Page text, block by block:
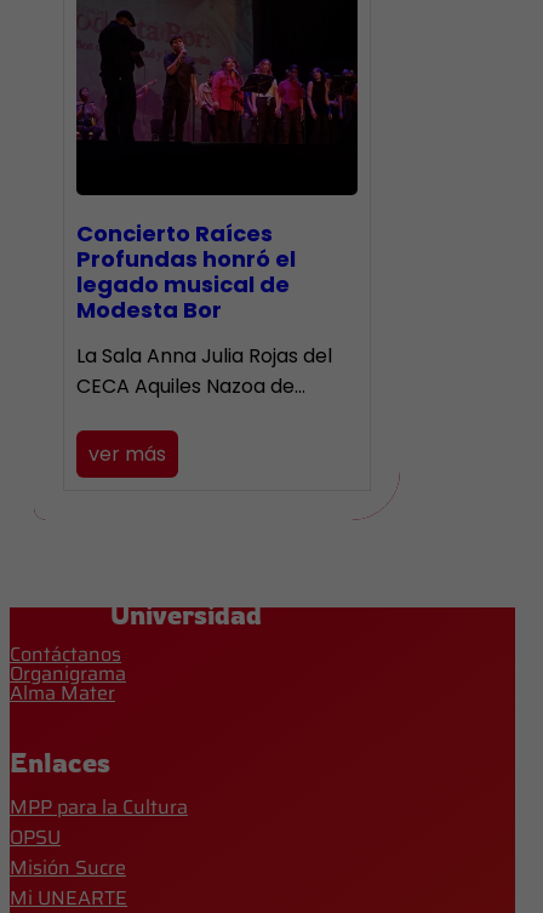
​Concierto Raíces
Profundas honró el
legado musical de
Modesta Bor
La Sala Anna Julia Rojas del
CECA Aquiles Nazoa de…
ver más
Universidad
Contáctanos
Organigrama
Alma Mater
Enlaces
MPP para la Cultura
OPSU
Misión Sucre
Mi UNEARTE